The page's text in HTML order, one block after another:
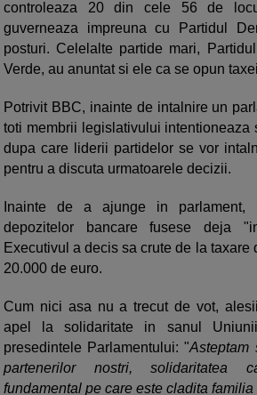
controleaza 20 din cele 56 de
guverneaza impreuna cu Partidul
posturi. Celelalte partide mari,
Verde, au anuntat si ele ca se opun
Potrivit BBC, inainte de intalnire un
toti membrii legislativului intentioneaza
dupa care liderii partidelor se vor
pentru a discuta urmatoarele decizii.
Inainte de a ajunge in parlament,
depozitelor bancare fusese deja
Executivul a decis sa crute de la taxare
20.000 de euro.
Cum nici asa nu a trecut de vot,
apel la solidaritate in sanul
presedintele Parlamentului: "Asteptam
partenerilor nostri, solidaritatea
fundamental pe care este cladita familia